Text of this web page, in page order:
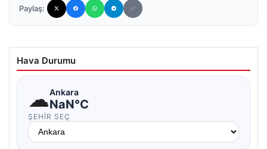
Paylaş:
Hava Durumu
☁Ankara
NaN°C
ŞEHIR SEÇ